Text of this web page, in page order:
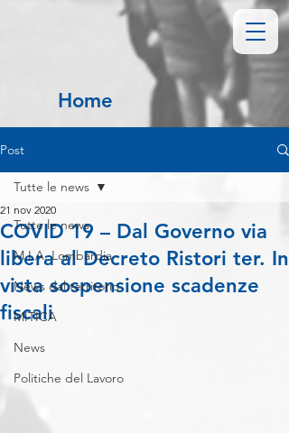
Home
Post
Tutte le news
M.I.A. Lombardia
News dal territorio
MITICA
News
Politiche del Lavoro
Tutte le news
COVID 19 – Dal Governo via
libera al Decreto Ristori ter. In
vista sospensione scadenze
fiscali
21 nov 2020